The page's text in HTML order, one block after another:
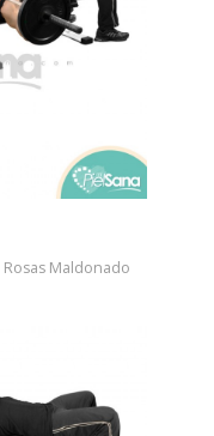
Maldonado